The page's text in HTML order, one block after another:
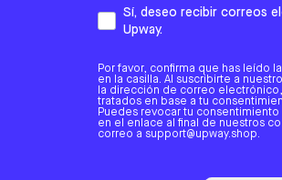
Sí, deseo recibir correos
Upway.
Por favor, confirma que has leído
en la casilla. Al suscribirte a
la dirección de correo
tratados en base a tu
Puedes revocar tu
en el enlace al final de nuestros
correo a support@upway.shop.